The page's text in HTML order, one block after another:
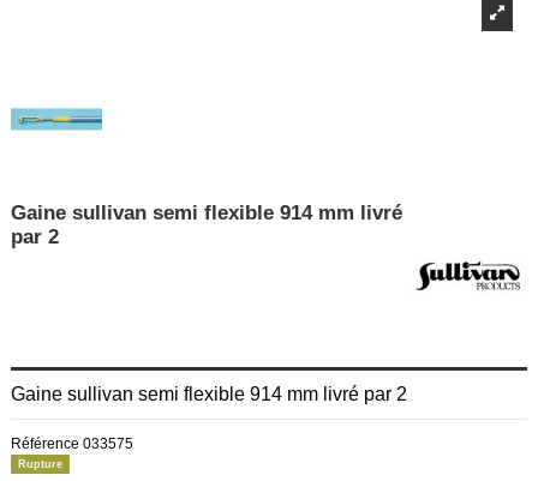
Gaine sullivan semi flexible 914 mm livré
par 2
Gaine sullivan semi flexible 914 mm livré par 2
Référence 033575
Rupture